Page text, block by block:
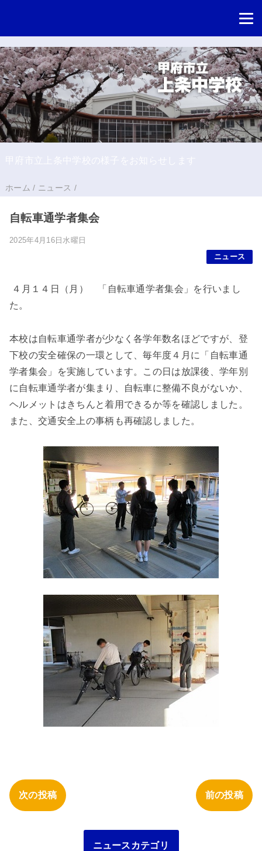
ホーム / ニュース /
自転車通学者集会
2025年4月16日水曜日
ニュース
４月１４日（月） 「自転車通学者集会」を行いまし
た。
本校は自転車通学者が少なく各学年数名ほどですが、登
下校の安全確保の一環として、毎年度４月に「自転車通
学者集会」を実施しています。この日は放課後、学年別
に自転車通学者が集まり、自転車に整備不良がないか、
ヘルメットはきちんと着用できるか等を確認しました。
また、交通安全上の事柄も再確認しました。
次の投稿 前の投稿
ニュースカテゴリ